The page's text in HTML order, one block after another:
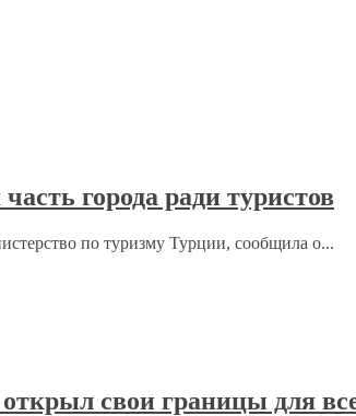
города ради туристов
по туризму Турции, сообщила о...
свои границы для